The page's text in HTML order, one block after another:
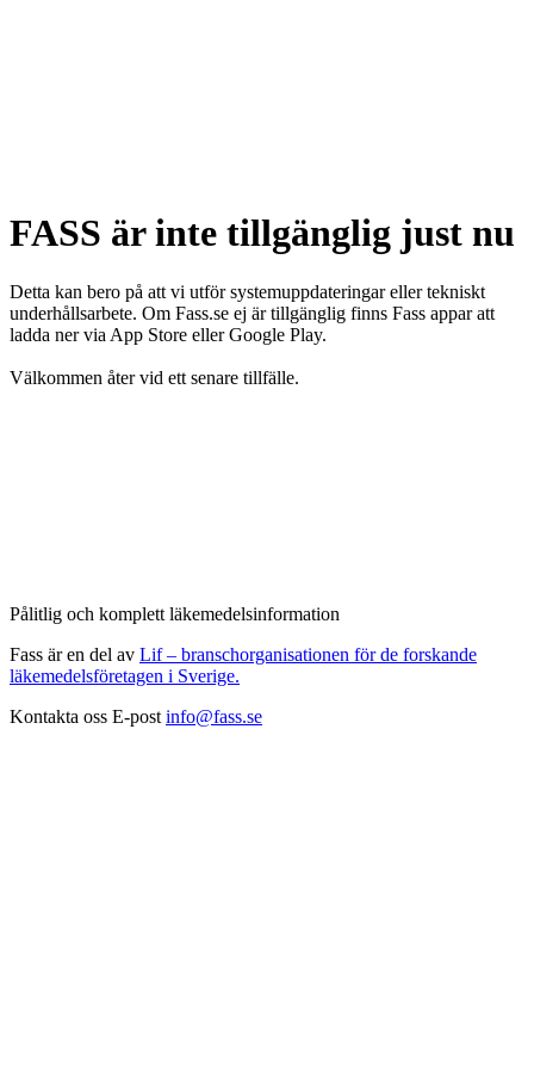
FASS är inte tillgänglig just nu
Detta kan bero på att vi utför systemuppdateringar eller tekniskt
underhållsarbete. Om Fass.se ej är tillgänglig finns Fass appar att
ladda ner via App Store eller Google Play.
Välkommen åter vid ett senare tillfälle.
Pålitlig och komplett läkemedelsinformation
Fass är en del av Lif – branschorganisationen för de forskande
läkemedelsföretagen i Sverige.
Kontakta oss E-post info@fass.se